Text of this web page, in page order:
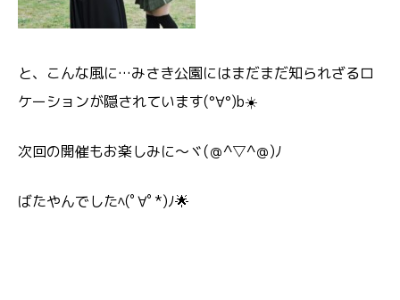
と、こんな風に…みさき公園にはまだまだ知られざるロ
ケーションが隠されています(°∀°)b☀️
次回の開催もお楽しみに～ヾ(＠^▽^＠)ﾉ
ばたやんでしたﾍ(ﾟ∀ﾟ*)ﾉ🌟